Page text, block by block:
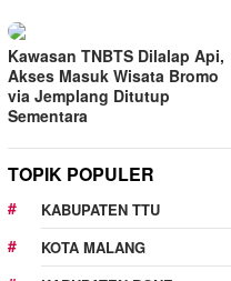
Kawasan TNBTS Dilalap Api,
Akses Masuk Wisata Bromo
via Jemplang Ditutup
Sementara
TOPIK POPULER
KABUPATEN TTU
KOTA MALANG